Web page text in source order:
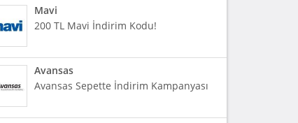
Mavi
200 TL Mavi İndirim Kodu!
Avansas
Avansas Sepette İndirim Kampanyası